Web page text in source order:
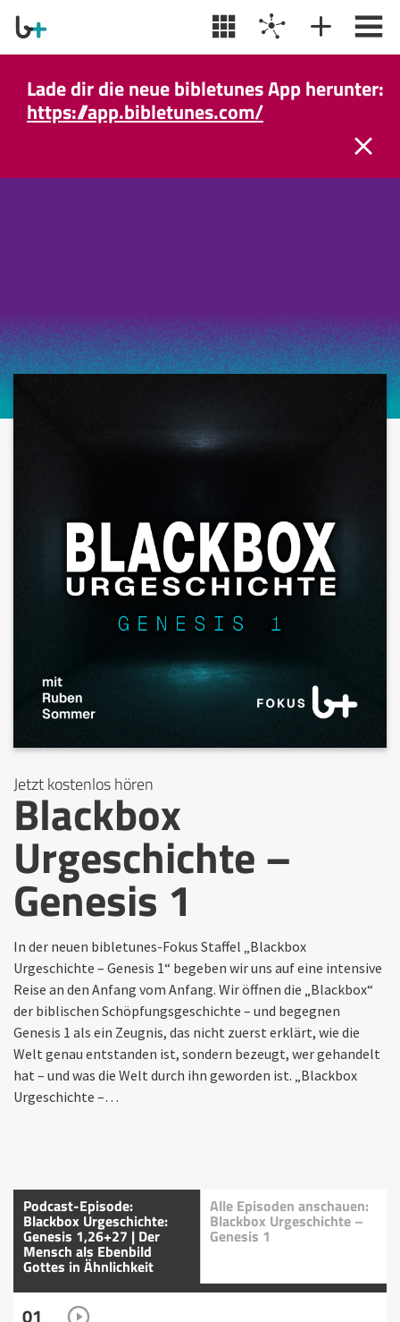
Lade dir die neue bibletunes App herunter:
https://app.bibletunes.com/
Jetzt kostenlos hören
Blackbox
Urgeschichte –
Genesis 1
In der neuen bibletunes-Fokus Staffel „Blackbox
Urgeschichte – Genesis 1“ begeben wir uns auf eine intensive
Reise an den Anfang vom Anfang. Wir öffnen die „Blackbox“
der biblischen Schöpfungsgeschichte – und begegnen
Genesis 1 als ein Zeugnis, das nicht zuerst erklärt, wie die
Welt genau entstanden ist, sondern bezeugt, wer gehandelt
hat – und was die Welt durch ihn geworden ist. „Blackbox
Urgeschichte –…
Podcast-Episode:
Blackbox Urgeschichte:
Genesis 1,26+27 | Der
Mensch als Ebenbild
Gottes in Ähnlichkeit
Alle Episoden anschauen:
Blackbox Urgeschichte –
Genesis 1
01